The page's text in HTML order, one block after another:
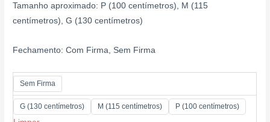
Tamanho aproximado: P (100 centímetros), M (115
centímetros), G (130 centímetros)
Fechamento: Com Firma, Sem Firma
Sem Firma
G (130 centímetros) M (115 centímetros) P (100 centímetros)